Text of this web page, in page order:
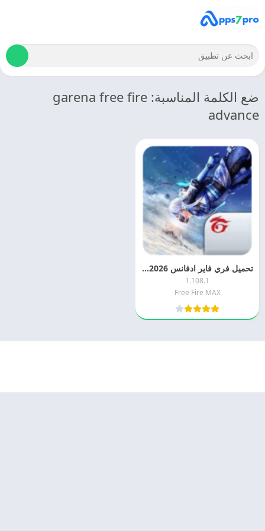
ضع الكلمة المناسبة: garena free fire
advance
تحميل فري فاير ادفانس 2026 Free Fire Advance اخر اصدار مجانا
1.108.1
Free Fire MAX